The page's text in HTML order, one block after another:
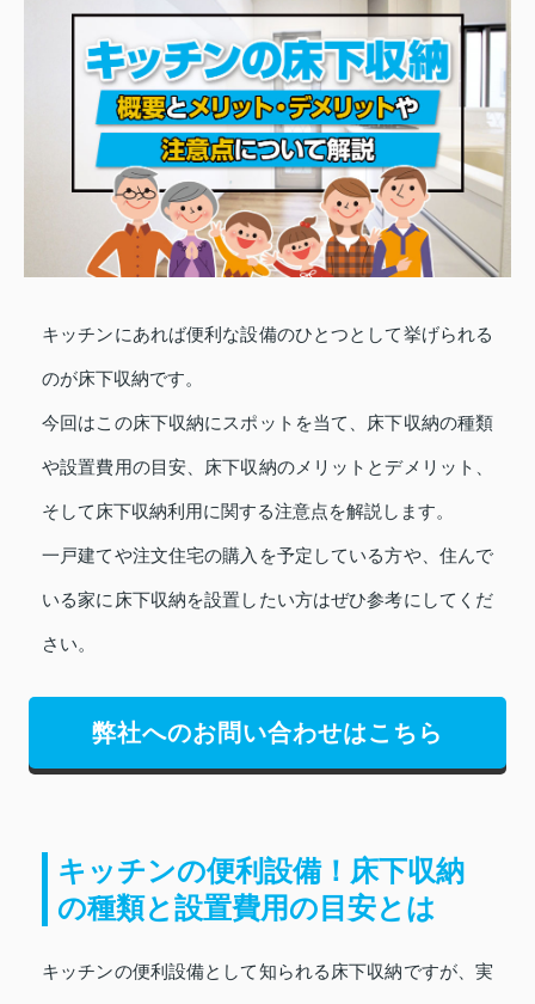
キッチンにあれば便利な設備のひとつとして挙げられる
のが床下収納です。
今回はこの床下収納にスポットを当て、床下収納の種類
や設置費用の目安、床下収納のメリットとデメリット、
そして床下収納利用に関する注意点を解説します。
一戸建てや注文住宅の購入を予定している方や、住んで
いる家に床下収納を設置したい方はぜひ参考にしてくだ
さい。
弊社へのお問い合わせはこちら
キッチンの便利設備！床下収納
の種類と設置費用の目安とは
キッチンの便利設備として知られる床下収納ですが、実